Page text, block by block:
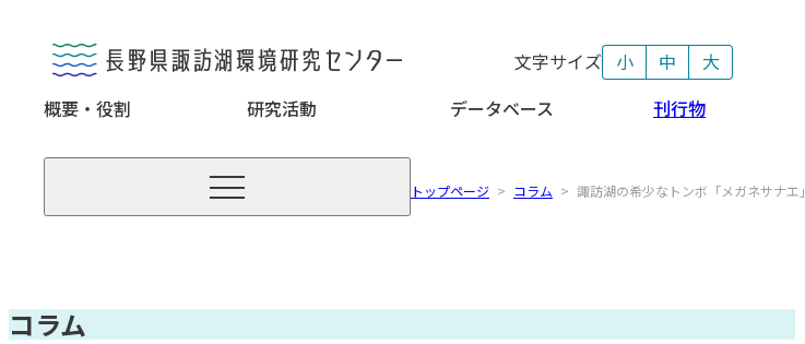
文字サイズ 小 中
大
概要・役割
研究活動 データベース 刊行物
 トップページ > コラム > 諏訪湖の希少なトンボ「メガネサナエ」
コラム